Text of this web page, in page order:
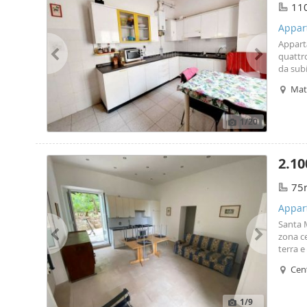
1/20
da
1/9
Santa
zona
terra
trova